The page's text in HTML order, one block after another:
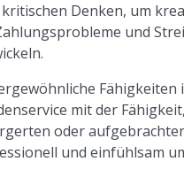
Denken, um
und
Fähigkeiten
mit der
oder
und einfühlsam